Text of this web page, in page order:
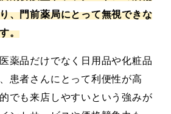
、門前薬局にとって無視できな
。
薬品だけでなく日用品や化粧品
患者さんにとって利便性が高
でも来店しやすいという強みが